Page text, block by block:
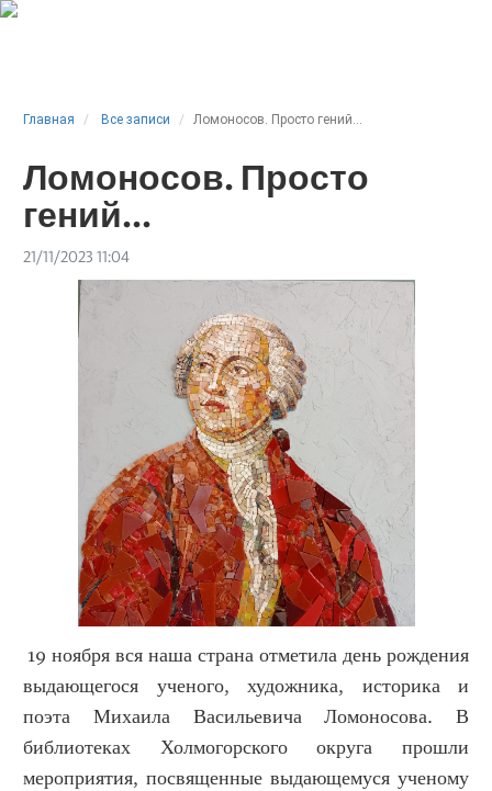
Главная Все записи Ломоносов. Просто гений...
Ломоносов. Просто
гений...
21/11/2023 11:04
19 ноября вся наша страна отметила день рождения
выдающегося ученого, художника, историка и
поэта Михаила Васильевича Ломоносова. В
библиотеках Холмогорского округа прошли
мероприятия, посвященные выдающемуся ученому